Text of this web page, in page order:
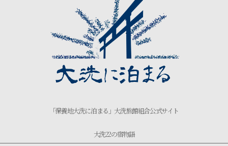
「保養地大洗に泊まる」大洗旅館組合公式サイト
大洗22の宿物語